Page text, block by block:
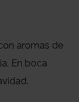
aromas de
En boca